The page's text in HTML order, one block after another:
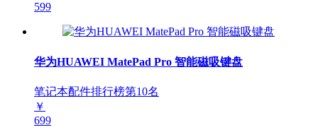
599
华为HUAWEI MatePad Pro 智能磁吸键盘
笔记本配件排行榜第10名
￥
699